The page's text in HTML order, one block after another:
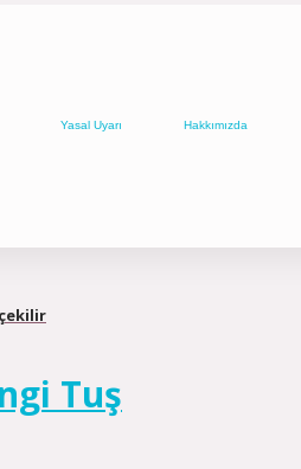
Yasal Uyarı Hakkımızda
Tuş